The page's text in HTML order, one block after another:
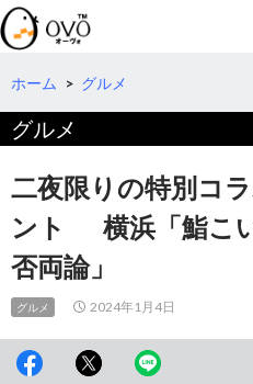
検
索
コ
テ
ツ
へ
動
ホーム > グルメ
グルメ
二夜限りの特別コ
ント 横浜「鮨こ
否両論」
グルメ 2024年1月4日